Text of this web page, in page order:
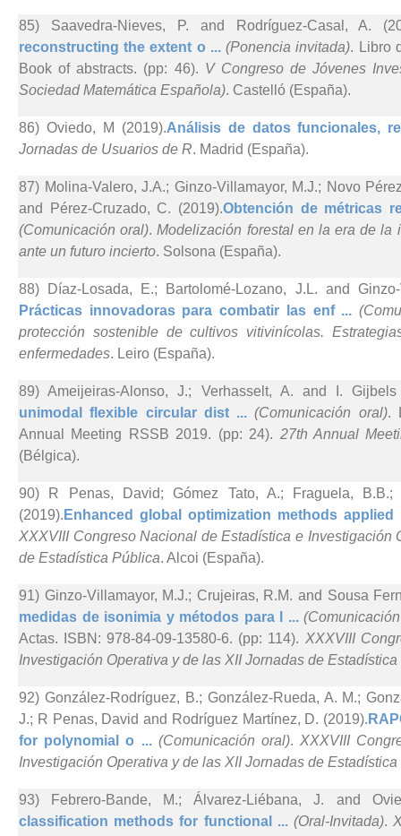
85) Saavedra-Nieves, P. and Rodríguez-Casal, A.
reconstructing the extent o ...(Ponencia invitada). Libro
Book of abstracts. (pp: 46). V Congreso de Jóvenes
Sociedad Matemática Española). Castelló (España).
86) Oviedo, M (2019).Análisis de datos funcionales,
Jornadas de Usuarios de R. Madrid (España).
87) Molina-Valero, J.A.; Ginzo-Villamayor, M.J.; Novo
and Pérez-Cruzado, C. (2019).Obtención de métricas
(Comunicación oral).Modelización forestal en la era de la
ante un futuro incierto. Solsona (España).
88) Díaz-Losada, E.; Bartolomé-Lozano, J.L. and
Prácticas innovadoras para combatir las enf ...
protección sostenible de cultivos vitivinícolas.
enfermedades. Leiro (España).
89) Ameijeiras-Alonso, J.; Verhasselt, A. and I. Gijbels
unimodal flexible circular dist ...(Comunicación oral).
Annual Meeting RSSB 2019. (pp: 24). 27th Annual
(Bélgica).
90) R Penas, David; Gómez Tato, A.; Fraguela,
(2019). Enhanced global optimization methods
XXXVIII Congreso Nacional de Estadística e Investigación
de Estadística Pública. Alcoi (España).
91) Ginzo-Villamayor, M.J.; Crujeiras, R.M. and Sousa
medidas de isonimia y métodos para l ...
Actas. ISBN: 978-84-09-13580-6. (pp: 114). XXXVIII
Investigación Operativa y de las XII Jornadas de
92) González-Rodríguez, B.; González-Rueda, A. M.;
J.; R Penas, David and Rodríguez Martínez, D. (2019).
for polynomial o ... (Comunicación oral). XXXVIII
Investigación Operativa y de las XII Jornadas de
93) Febrero-Bande, M.; Álvarez-Liébana, J. and
classification methods for functional ...(Oral-Invitada).